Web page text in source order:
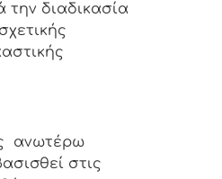
διαδικασία
ανωτέρω
στις